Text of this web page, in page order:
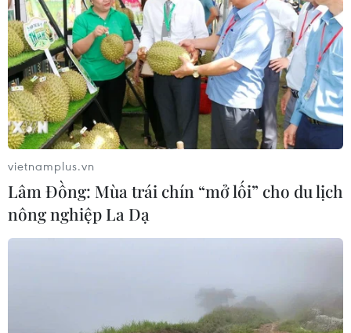
Theo dõi VietnamPlus
TIN LIÊN QUAN
vietnamplus.vn
Lâm Đồng: Mùa trái chín “mở lối” cho du lịch
nông nghiệp La Dạ